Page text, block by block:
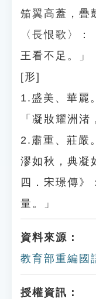
笳翼高蓋，疊
〈長恨歌〉
王看不足。」
[形]
1.盛美、華麗
「凝妝耀洲渚
2.肅重、莊嚴
漻如秋，典凝
四．宋璟傳》
量。」
資料來源：
教育部重編國
授權資訊：